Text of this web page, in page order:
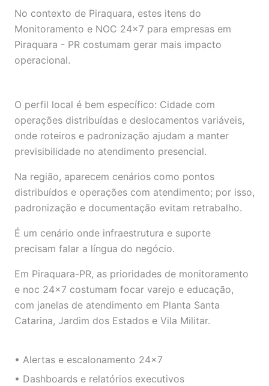
No contexto de Piraquara, estes itens do
Monitoramento e NOC 24×7 para empresas em
Piraquara - PR costumam gerar mais impacto
operacional.
O perfil local é bem específico: Cidade com
operações distribuídas e deslocamentos variáveis,
onde roteiros e padronização ajudam a manter
previsibilidade no atendimento presencial.
Na região, aparecem cenários como pontos
distribuídos e operações com atendimento; por isso,
padronização e documentação evitam retrabalho.
É um cenário onde infraestrutura e suporte
precisam falar a língua do negócio.
Em Piraquara-PR, as prioridades de monitoramento
e noc 24×7 costumam focar varejo e educação,
com janelas de atendimento em Planta Santa
Catarina, Jardim dos Estados e Vila Militar.
• Alertas e escalonamento 24×7
• Dashboards e relatórios executivos